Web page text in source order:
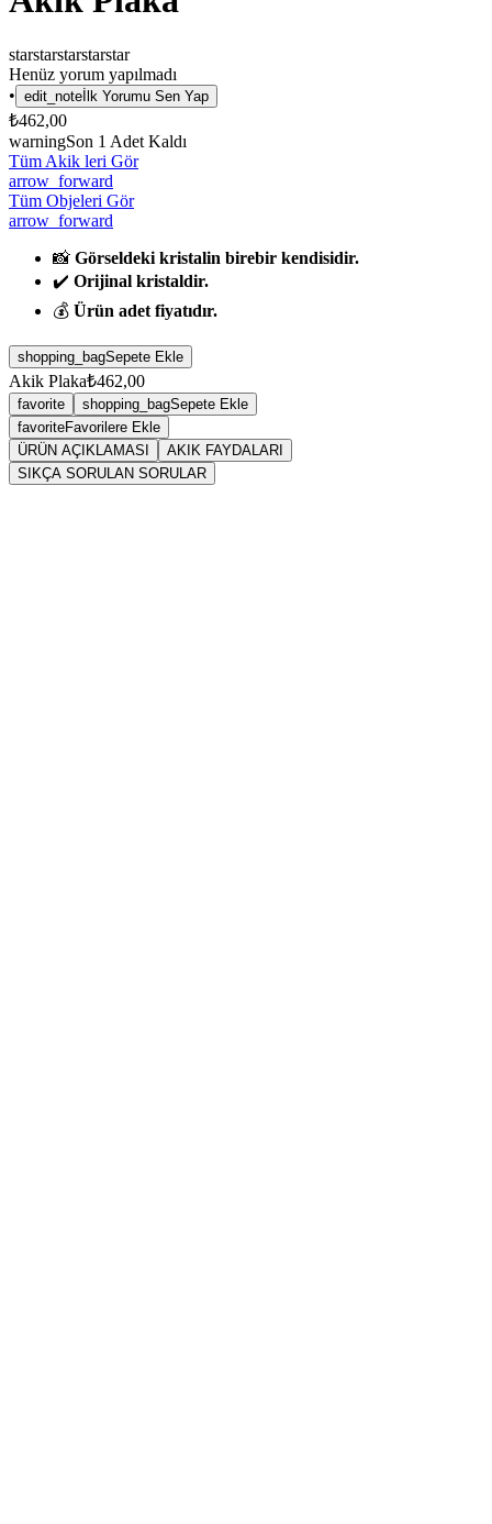
starstarstarstarstar
Henüz yorum yapılmadı
• edit_note İlk Yorumu Sen Yap
₺462,00
warningSon 1 Adet Kaldı
Tüm Akik leri Gör
arrow_forward
Tüm Objeleri Gör
arrow_forward
📸 Görseldeki kristalin birebir kendisidir.
✔️ Orijinal kristaldir.
💰 Ürün adet fiyatıdır.
shopping_bagSepete Ekle
Akik Plaka₺462,00
favorite shopping_bagSepete Ekle
favoriteFavorilere Ekle
ÜRÜN AÇIKLAMASI
AKIK FAYDALARI
SIKÇA SORULAN SORULAR